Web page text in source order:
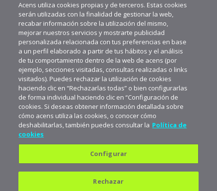
Política de privacidad
Política de cookies
Aviso legal
Acens utiliza cookies propias y de terceros. Estas cookies
serán utilizadas con la finalidad de gestionar la web,
recabar información sobre la utilización del mismo,
mejorar nuestros servicios y mostrarte publicidad
personalizada relacionada con tus preferencias en base
a un perfil elaborado a partir de tus hábitos y el análisis
de tu comportamiento dentro de la web de acens (por
ejemplo, secciones visitadas, consultas realizadas o links
visitados). Puedes rechazar la utilización de cookies
haciendo clic en “Rechazarlas todas” o bien configurarlas
de forma individual haciendo clic en “Configuración de
cookies. Si deseas obtener información detallada sobre
cómo acens utiliza las cookies, o conocer cómo
deshabilitarlas, también puedes consultar la Política de
cookies
Configurar
Rechazar